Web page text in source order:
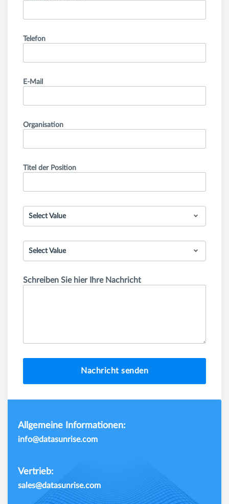
Telefon
E-Mail
Organisation
Titel der Position
Select Value
Select Value
Schreiben Sie hier Ihre Nachricht
Nachricht senden
Allgemeine Informationen:
info@datasunrise.com
Vertrieb:
sales@datasunrise.com